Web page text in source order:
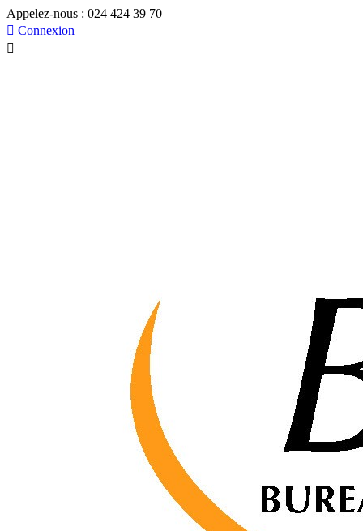
Appelez-nous : 024 424 39 70
 Connexion
